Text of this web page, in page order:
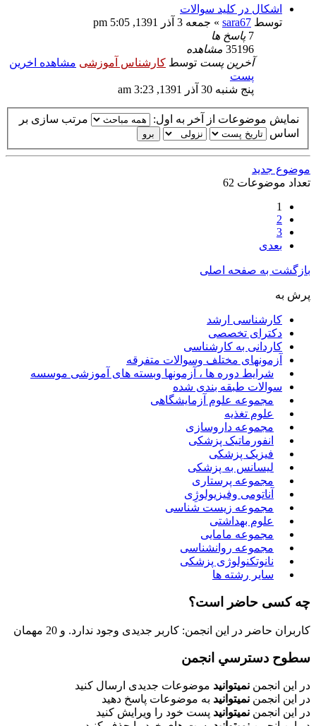
اشکال در کلید سوالات
توسط sara67 » جمعه 3 آذر 1391, 5:05 pm
7 پاسخ ها
35196 مشاهده
آخرین پست توسط کارشناس آموزشی مشاهده اخرین
پست
پنج شنبه 30 آذر 1391, 3:23 am
نمایش موضوعات از آخر به اول:
مرتب سازی بر
اساس
موضوع جدید
تعداد موضوعات 62
1
2
3
بعدی
بازگشت به صفحه اصلی
پرش به
کارشناسی ارشد
دکترای تخصصی
کاردانی به کارشناسی
آزمونهای مختلف وسوالات متفرقه
شرایط دوره ها ، آزمونها وبسته های آموزشی موسسه
سوالات طبقه بندی شده
مجموعه علوم آزمایشگاهی
علوم تغذیه
مجموعه داروسازی
انفورماتیک پزشکی
فیزیک پزشکی
لیسانس به پزشکی
مجموعه پرستاری
آناتومی وفیزیولوژِی
مجموعه زیست شناسی
علوم بهداشتی
مجموعه مامایی
مجموعه روانشناسی
نانوتکنولوژی پزشکی
سایر رشته ها
چه کسی حاضر است؟
کاربران حاضر در این انجمن: کاربر جدیدی وجود ندارد. و 20 مهمان
سطوح دسترسي انجمن
در این انجمن نمیتوانید موضوعات جدیدی ارسال کنید
در این انجمن نمیتوانید به موضوعات پاسخ دهید
در این انجمن نمیتوانید پست خود را ویرایش کنید